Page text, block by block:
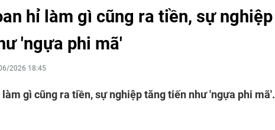
hỉ làm gì cũng ra tiền, sự nghiệp
'ngựa phi mã'
2026 18:45
gì cũng ra tiền, sự nghiệp tăng tiến như 'ngựa phi mã'.